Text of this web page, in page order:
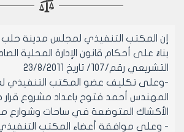
إن المكتب التنفيذي لمجلس مدينة حلب
بناءً على أحكام قانون الإدارة المحلية
التشريعي رقم/107/ تاريخ 23/8/2011
-وعلى تكليف عضو المكتب التنفيذي
المهندس أحمد فتوح باعداد مشروع قرار
الأكشاك المتوضعة في ساحات وشوارع
- وعلى موافقة أعضاء المكتب